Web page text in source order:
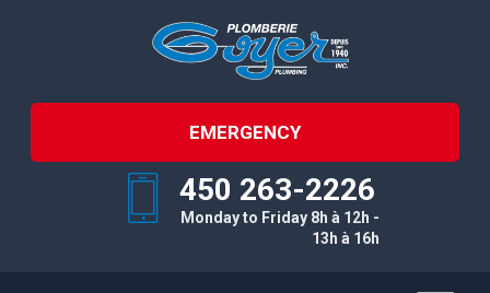
EMERGENCY
450 263-2226
Monday to Friday 8h à 12h -
13h à 16h